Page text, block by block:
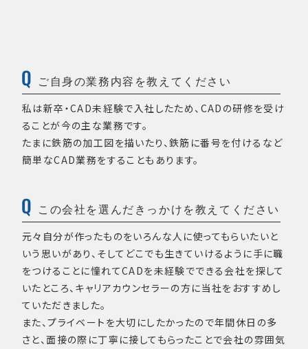
ご自身の業務内容を教えてください
私は新卒・CAD未経験で入社したため、CADの研修を受け
ることが今の主な業務です。
たまに鉄筋の加工図を描いたり、鉄筋に番号を付けるなど
簡単なCAD業務をすることもあります。
この会社を選んだきっかけを教えてください
元々自分が作ったものをいろんな人に使ってもらいたいと
いう思いがあり、そしてどこでも生きていけるように手に職
をつけることに憧れてCADを未経験でできる会社を探して
いたところ、キャリアカウンセラーの方に当社をおすすめし
ていただきました。
また、プライベートを大切にしたかったので年間休日の多
さと、面接の際に丁寧に接してもらったことで会社の雰囲気